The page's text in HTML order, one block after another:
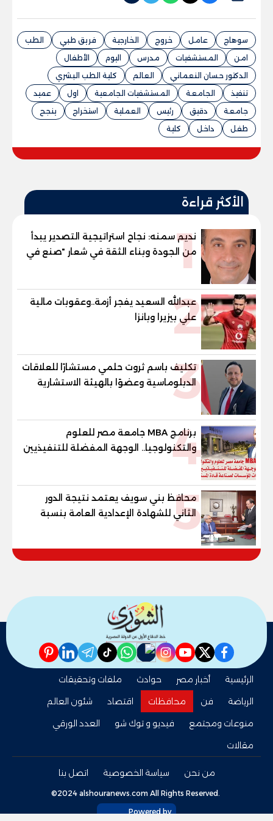
سوهاج عامل خروج الخارجية فريق طبي
الطب
امن
المستشفيات مدرس اليوم
الأطفال
الدكتور حسان النعماني
العالم
كلية الطب البشري
تنفيذ
الجامعة المستشفيات الجامعية اول
عميد
جامعة
دقيق رئيس العملية استخراج
ينجح
طفل
داخل كلية
الأكثر قراءة
1
نديم سمنه: نجاح استراتيجية التصدير يبدأ
من الجودة وبناء الثقة في شعار "صنع في
مصر"
2
عبدالله السعيد يفجر أزمة..وعقوبات مالية
علي بيزيرا وبانزا
3
تكليف باسم ثروت حلمي مستشارًا للعلاقات
الدبلوماسية وعضوًا بالهيئة الاستشارية
العليا لمنظمة «جاد جمينت يوإن»
4
برنامج MBA جامعة مصر للعلوم
والتكنولوجيا.. الوجهة المفضلة للتنفيذيين
وقيادات المؤسسات لصناعة قادة
5
محافظ بني سويف يعتمد نتيجة الدور
الثاني للشهادة الإعدادية العامة بنسبة
والنور للمكفوفين
facebook
twitter
youtube
instagram
nabd
whatsapp
tiktok
telegram
linkedin
pinterest
الرئيسية أخبار مصر حوادث
ملفات وتحقيقات
الرياضة
فن محافظات اقتصاد
شئون العالم
منوعات ومجتمع
فيديو و توك شو
العدد الورقي
مقالات
من نحن سياسة الخصوصية اتصل بنا
©2024 alshouranews.com All Rights Reserved.
Powered by